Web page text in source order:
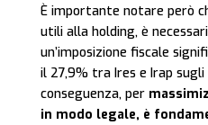
È importante notare però
utili alla holding, è
un’imposizione fiscale
il 27,9% tra Ires e Irap
conseguenza, per
in modo legale, è